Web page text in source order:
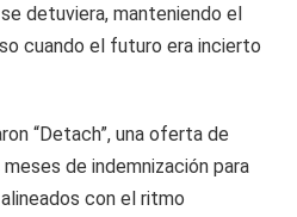
detuviera, manteniendo el
cuando el futuro era incierto
“Detach”, una oferta de
de indemnización para
con el ritmo